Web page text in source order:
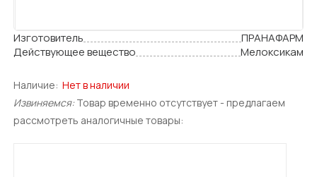
Изготовитель
ПРАНАФАРМ
Действующее вещество
Мелоксикам
Наличие: Нет в наличии
Извиняемся: Товар временно отсутствует - предлагаем
рассмотреть аналогичные товары: